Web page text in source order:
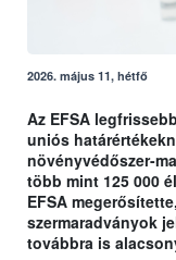
2026. május 11, hétfő
Az EFSA
uniós
növényvédőszer-
több mint 125 000
EFSA
szermaradványok
továbbra is